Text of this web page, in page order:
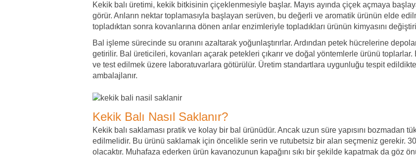
Kekik balı üretimi, kekik bitkisinin çiçeklenmesiyle başlar. Mayıs ayında çiçek açmaya
görür. Arıların nektar toplamasıyla başlayan serüven, bu değerli ve aromatik ürünün elde
topladıktan sonra kovanlarına dönen arılar enzimleriyle topladıkları ürünün kimyasını
Bal işleme sürecinde su oranını azaltarak yoğunlaştırırlar. Ardından petek hücrelerine
getirilir. Bal üreticileri, kovanları açarak petekleri çıkarır ve doğal yöntemlerle ürünü
ve test edilmek üzere laboratuvarlara götürülür. Üretim standartlara uygunluğu tespit
ambalajlanır.
Kekik Balı Nasıl Saklanır?
Kekik balı saklaması pratik ve kolay bir bal ürünüdür. Ancak uzun süre yapısını bozmadan
edilmelidir. Bu ürünü saklamak için öncelikle serin ve rutubetsiz bir alan seçmeniz gerekir. 30
olacaktır. Muhafaza ederken ürün kavanozunun kapağını sıkı bir şekilde kapatmak da göz